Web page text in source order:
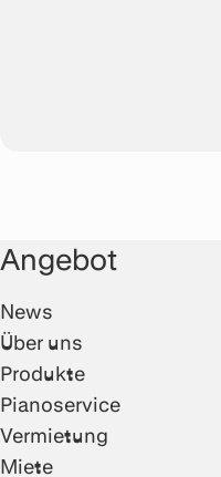
Angebot
News
Über uns
Produkte
Pianoservice
Vermietung
Miete